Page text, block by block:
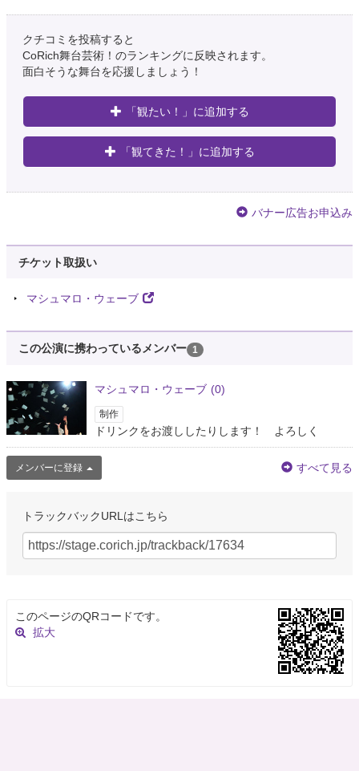
クチコミを投稿すると
CoRich舞台芸術！のランキングに反映されます。
面白そうな舞台を応援しましょう！
「観たい！」に追加する
「観てきた！」に追加する
バナー広告お申込み
チケット取扱い
マシュマロ・ウェーブ
この公演に携わっているメンバー 1
マシュマロ・ウェーブ (0)
制作
ドリンクをお渡ししたりします！ よろしく
メンバーに登録 すべて見る
トラックバックURLはこちら
このページのQRコードです。
拡大